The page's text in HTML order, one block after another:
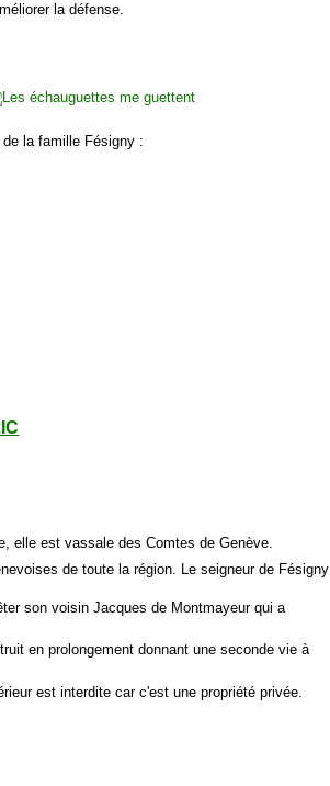
la défense.
la famille Fésigny :
elle est vassale des Comtes de Genève.
de toute la région. Le seigneur de Fésigny
son voisin Jacques de Montmayeur qui a
en prolongement donnant une seconde vie à
est interdite car c'est une propriété privée.